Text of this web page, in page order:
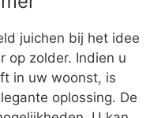
juichen bij het idee
op zolder. Indien u
in uw woonst, is
oplossing. De